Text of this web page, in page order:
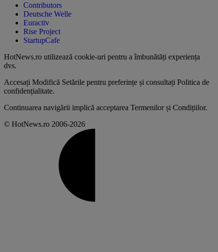
Contributors
Deutsche Welle
Euractiv
Rise Project
StartupCafe
HotNews.ro utilizează cookie-uri pentru a îmbunătăți experiența
dvs.
Accesați Modifică Setările pentru preferințe și consultați Politica de
confidențialitate.
Continuarea navigării implică acceptarea Termenilor și Condițiilor.
© HotNews.ro 2006-2026